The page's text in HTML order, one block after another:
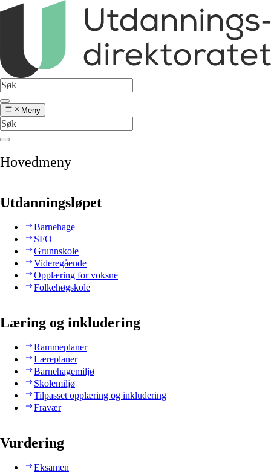
Meny
Hovedmeny
Utdanningsløpet
Barnehage
SFO
Grunnskole
Videregående
Opplæring for voksne
Folkehøgskole
Læring og inkludering
Rammeplaner
Læreplaner
Barnehagemiljø
Skolemiljø
Tilpasset opplæring og inkludering
Fravær
Vurdering
Eksamen